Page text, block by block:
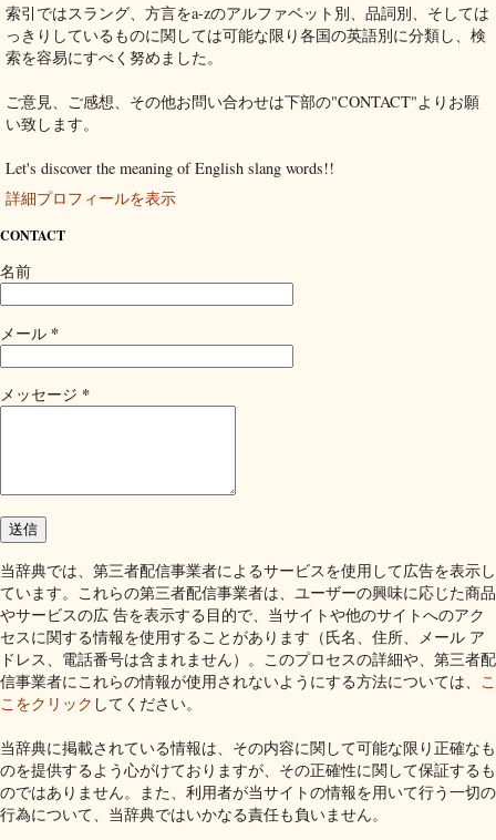
索引ではスラング、方言をa-zのアルファベット別、品詞別、そしては
っきりしているものに関しては可能な限り各国の英語別に分類し、検
索を容易にすべく努めました。
ご意見、ご感想、その他お問い合わせは下部の"CONTACT"よりお願
い致します。
Let's discover the meaning of English slang words!!
詳細プロフィールを表示
CONTACT
名前
メール *
メッセージ *
当辞典では、第三者配信事業者によるサービスを使用して広告を表示し
ています。これらの第三者配信事業者は、ユーザーの興味に応じた商品
やサービスの広 告を表示する目的で、当サイトや他のサイトへのアク
セスに関する情報を使用することがあります（氏名、住所、メール ア
ドレス、電話番号は含まれません）。このプロセスの詳細や、第三者配
信事業者にこれらの情報が使用されないようにする方法については、
こ
こをクリック してください。
当辞典に掲載されている情報は、その内容に関して可能な限り正確なも
のを提供するよう心がけておりますが、その正確性に関して保証するも
のではありません。また、利用者が当サイトの情報を用いて行う一切の
行為について、当辞典ではいかなる責任も負いません。